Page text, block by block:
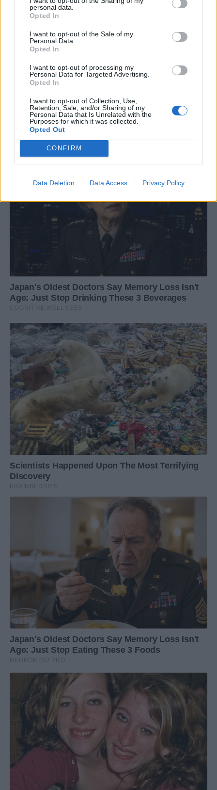
personal data.
Opted In
I want to opt-out of the Sale of my
Personal Data.
Opted In
I want to opt-out of processing my
Personal Data for Targeted Advertising.
Opted In
I want to opt-out of Collection, Use,
Retention, Sale, and/or Sharing of my
Personal Data that Is Unrelated with the
Purposes for which it was collected.
Opted Out
CONFIRM
Data Deletion Data Access Privacy Policy
που διαμένουν στην ΕΕ και σε
επισκέπτες που έχουν το δικαίωμα να
ταξιδεύουν σε άλλα κράτη μέλη.
Πηγή: skai.gr – ΑΜΠΕ